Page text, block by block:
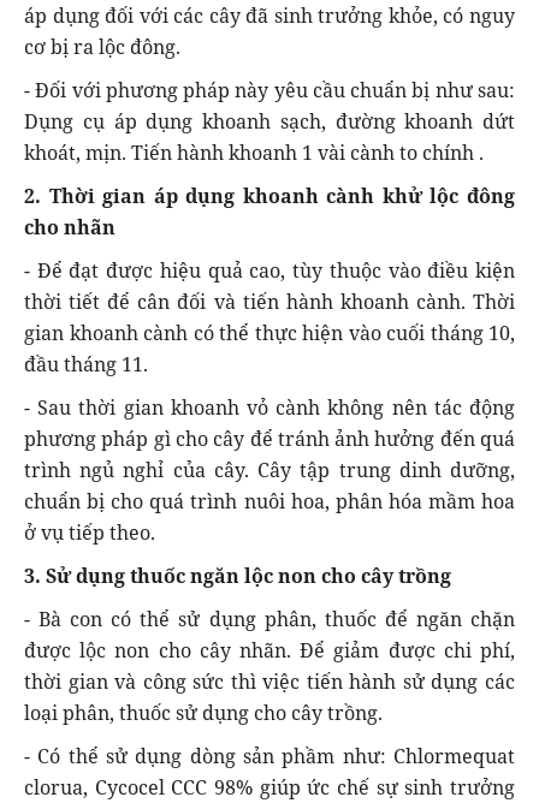
áp dụng đối với các cây đã sinh trưởng khỏe, có nguy
cơ bị ra lộc đông.
- Đối với phương pháp này yêu cầu chuẩn bị như sau:
Dụng cụ áp dụng khoanh sạch, đường khoanh dứt
khoát, mịn. Tiến hành khoanh 1 vài cành to chính .
2. Thời gian áp dụng khoanh cành khử lộc đông
cho nhãn
- Để đạt được hiệu quả cao, tùy thuộc vào điều kiện
thời tiết để cân đối và tiến hành khoanh cành. Thời
gian khoanh cành có thể thực hiện vào cuối tháng 10,
đầu tháng 11.
- Sau thời gian khoanh vỏ cành không nên tác động
phương pháp gì cho cây để tránh ảnh hưởng đến quá
trình ngủ nghỉ của cây. Cây tập trung dinh dưỡng,
chuẩn bị cho quá trình nuôi hoa, phân hóa mầm hoa
ở vụ tiếp theo.
3. Sử dụng thuốc ngăn lộc non cho cây trồng
- Bà con có thể sử dụng phân, thuốc để ngăn chặn
được lộc non cho cây nhãn. Để giảm được chi phí,
thời gian và công sức thì việc tiến hành sử dụng các
loại phân, thuốc sử dụng cho cây trồng.
- Có thể sử dụng dòng sản phầm như: Chlormequat
clorua, Cycocel CCC 98% giúp ức chế sự sinh trưởng